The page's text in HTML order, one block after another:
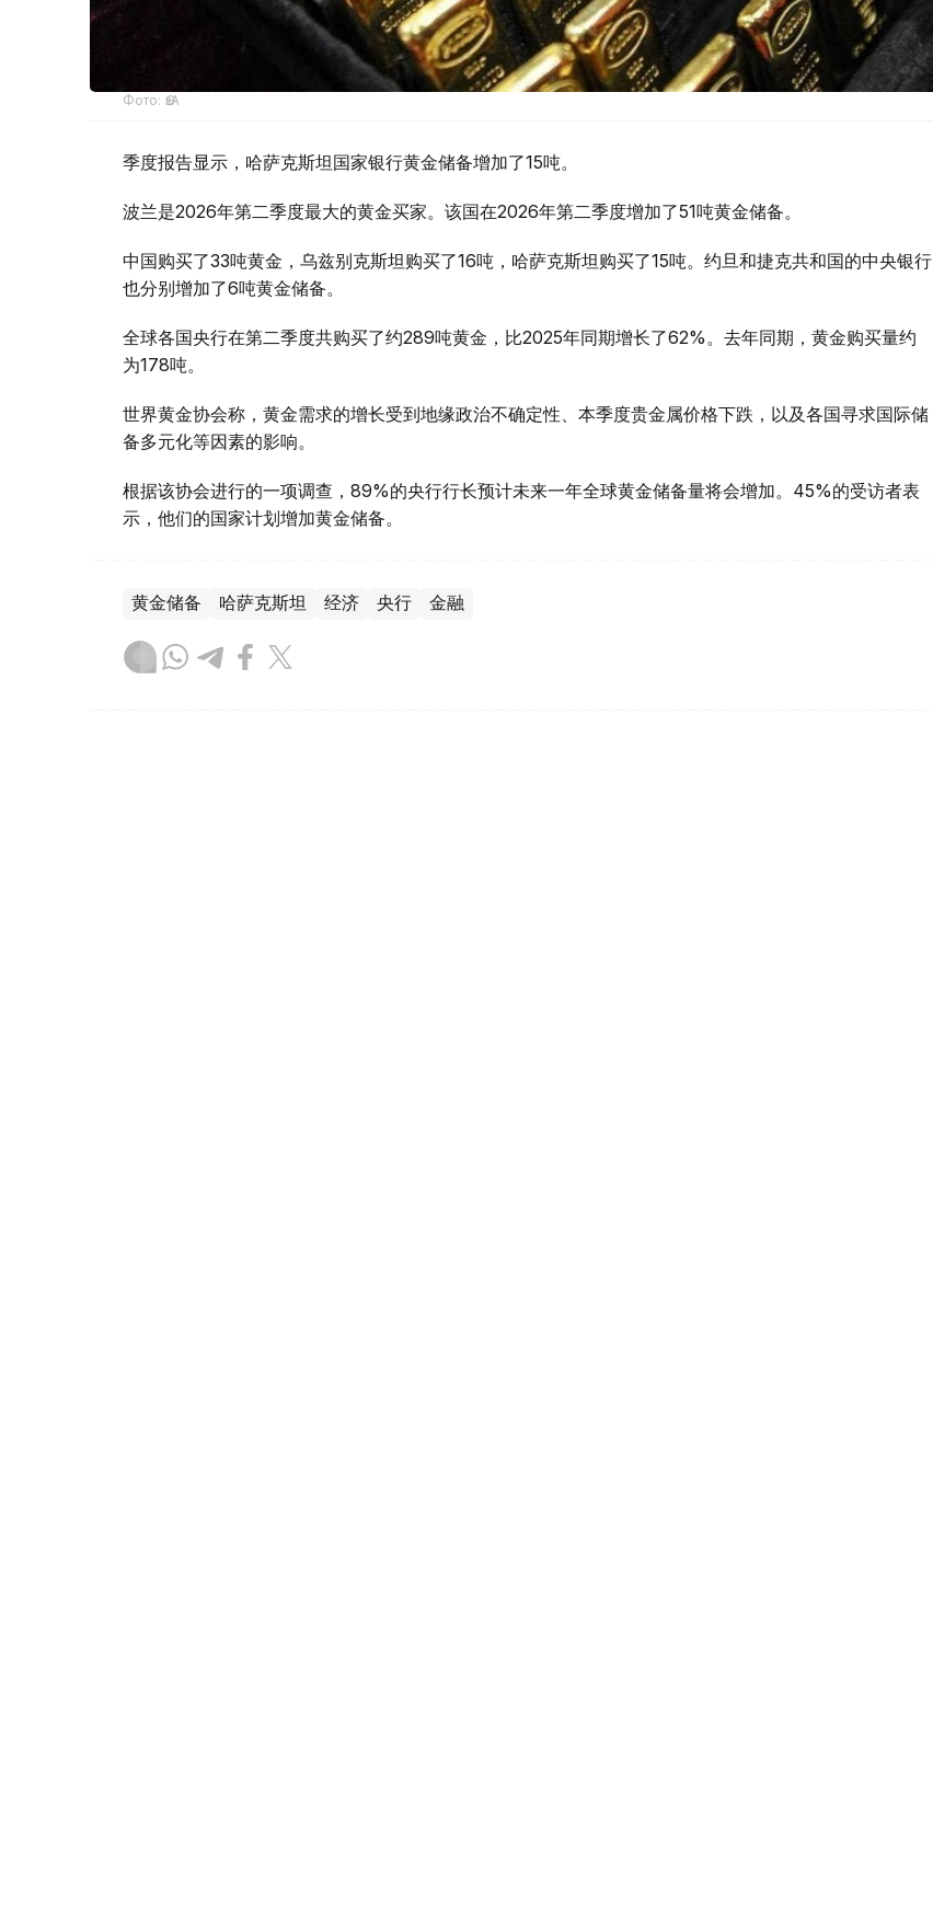
Фото: ӨзА
季度报告显示，哈萨克斯坦国家银行黄金储备增加了15吨。
波兰是2026年第二季度最大的黄金买家。该国在2026年第二季度增加了51吨黄金储备。
中国购买了33吨黄金，乌兹别克斯坦购买了16吨，哈萨克斯坦购买了15吨。约旦和捷克共和国的中央银行
也分别增加了6吨黄金储备。
全球各国央行在第二季度共购买了约289吨黄金，比2025年同期增长了62%。去年同期，黄金购买量约
为178吨。
世界黄金协会称，黄金需求的增长受到地缘政治不确定性、本季度贵金属价格下跌，以及各国寻求国际储
备多元化等因素的影响。
根据该协会进行的一项调查，89%的央行行长预计未来一年全球黄金储备量将会增加。45%的受访者表
示，他们的国家计划增加黄金储备。
黄金储备 哈萨克斯坦 经济 央行 金融